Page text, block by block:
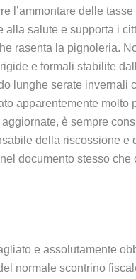
l’ammontare delle
salute e supporta i
rasenta la pignoleria.
e formali stabilite
lunghe serate invernali
apparentemente
è sempre
della riscossione
documento stesso
e assolutamente
normale scontrino